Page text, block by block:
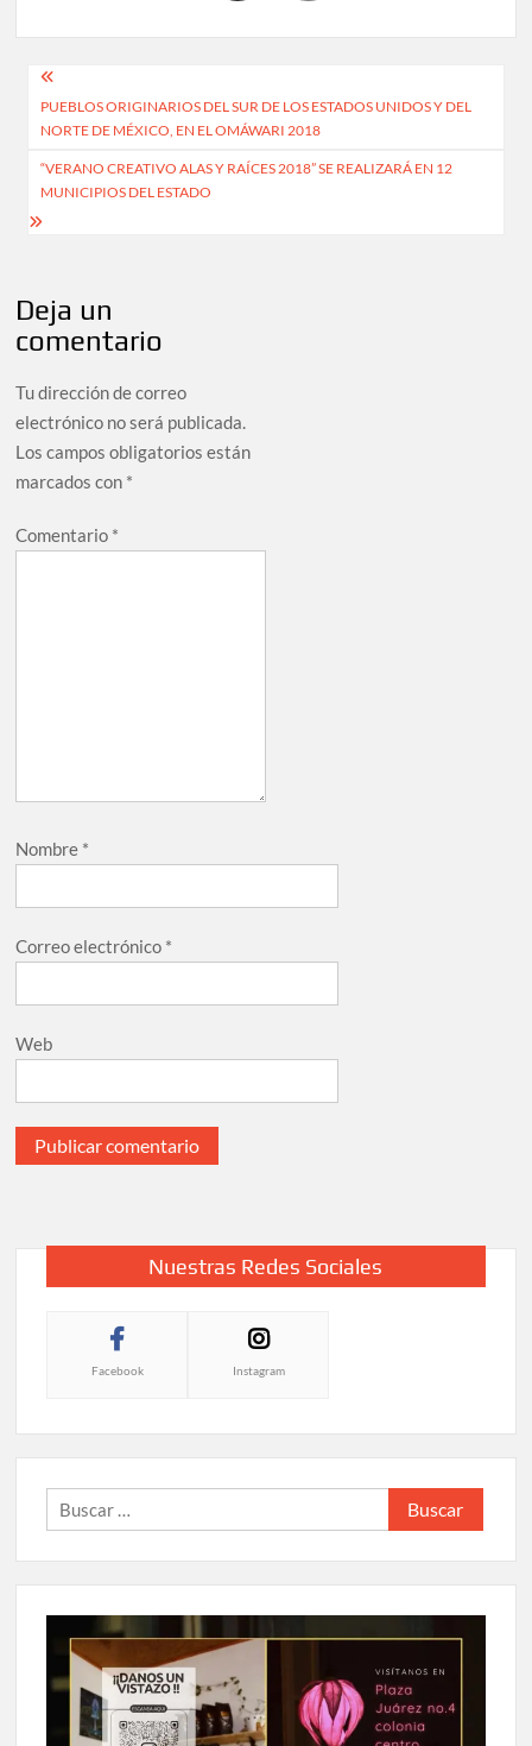
PUEBLOS ORIGINARIOS DEL SUR DE LOS ESTADOS UNIDOS Y DEL
NORTE DE MÉXICO, EN EL OMÁWARI 2018
“VERANO CREATIVO ALAS Y RAÍCES 2018” SE REALIZARÁ EN 12
MUNICIPIOS DEL ESTADO
Deja un
comentario
Tu dirección de correo
electrónico no será publicada.
Los campos obligatorios están
marcados con *
Comentario *
Nombre *
Correo electrónico *
Web
Nuestras Redes Sociales
Facebook Instagram